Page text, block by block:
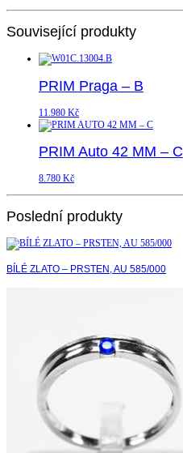
Související produkty
PRIM Praga – B
11.980 Kč
PRIM Auto 42 MM – C
8.780 Kč
Poslední produkty
BÍLÉ ZLATO – PRSTEN, AU 585/000